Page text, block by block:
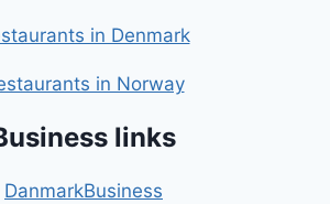
in Denmark
in Norway
links
DanmarkBusiness